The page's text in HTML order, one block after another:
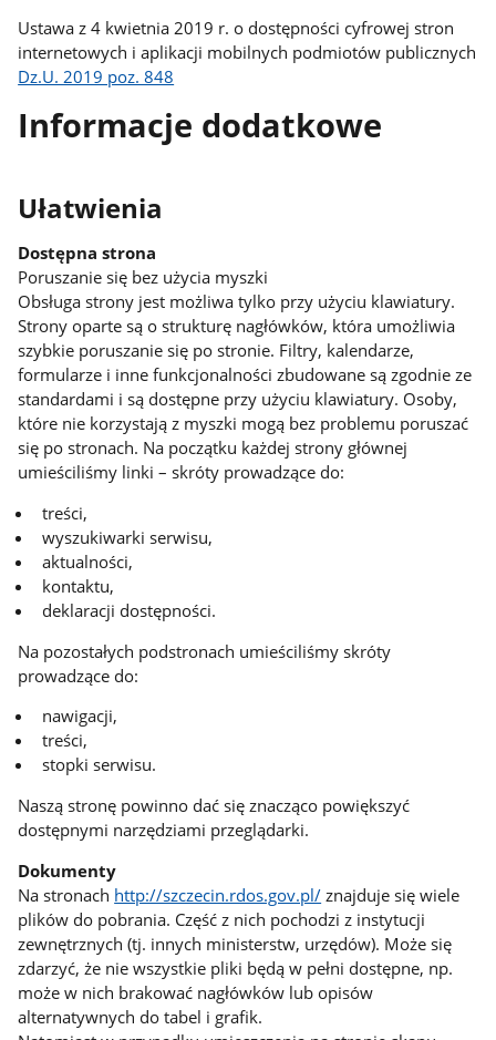
Ustawa z 4 kwietnia 2019 r. o dostępności cyfrowej stron
internetowych i aplikacji mobilnych podmiotów publicznych
Dz.U. 2019 poz. 848
Informacje dodatkowe
Ułatwienia
Dostępna strona
Poruszanie się bez użycia myszki
Obsługa strony jest możliwa tylko przy użyciu klawiatury.
Strony oparte są o strukturę nagłówków, która umożliwia
szybkie poruszanie się po stronie. Filtry, kalendarze,
formularze i inne funkcjonalności zbudowane są zgodnie ze
standardami i są dostępne przy użyciu klawiatury. Osoby,
które nie korzystają z myszki mogą bez problemu poruszać
się po stronach. Na początku każdej strony głównej
umieściliśmy linki – skróty prowadzące do:
treści,
wyszukiwarki serwisu,
aktualności,
kontaktu,
deklaracji dostępności.
Na pozostałych podstronach umieściliśmy skróty
prowadzące do:
nawigacji,
treści,
stopki serwisu.
Naszą stronę powinno dać się znacząco powiększyć
dostępnymi narzędziami przeglądarki.
Dokumenty
Na stronach http://szczecin.rdos.gov.pl/ znajduje się wiele
plików do pobrania. Część z nich pochodzi z instytucji
zewnętrznych (tj. innych ministerstw, urzędów). Może się
zdarzyć, że nie wszystkie pliki będą w pełni dostępne, np.
może w nich brakować nagłówków lub opisów
alternatywnych do tabel i grafik.